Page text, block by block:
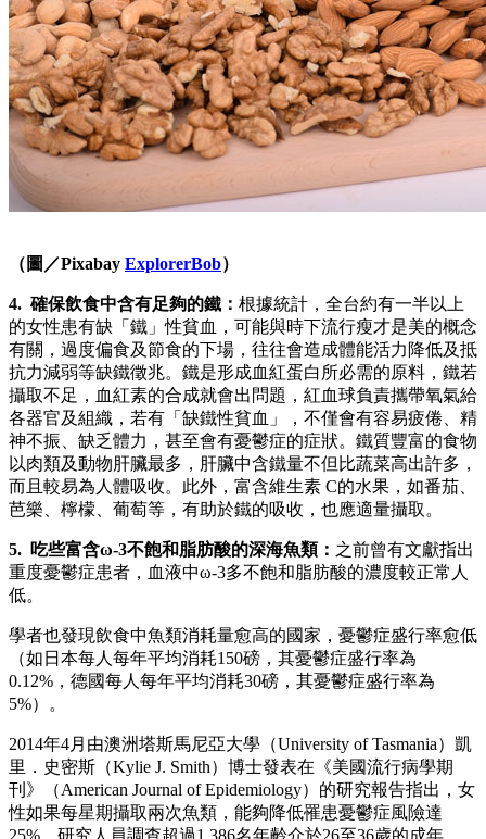
（圖／Pixabay ExplorerBob）
4. 確保飲食中含有足夠的鐵： 根據統計，全台約有一半以上
的女性患有缺「鐵」性貧血，可能與時下流行瘦才是美的概念
有關，過度偏食及節食的下場，往往會造成體能活力降低及抵
抗力減弱等缺鐵徵兆。鐵是形成血紅蛋白所必需的原料，鐵若
攝取不足，血紅素的合成就會出問題，紅血球負責攜帶氧氣給
各器官及組織，若有「缺鐵性貧血」，不僅會有容易疲倦、精
神不振、缺乏體力，甚至會有憂鬱症的症狀。鐵質豐富的食物
以肉類及動物肝臟最多，肝臟中含鐵量不但比蔬菜高出許多，
而且較易為人體吸收。此外，富含維生素 C的水果，如番茄、
芭樂、檸檬、葡萄等，有助於鐵的吸收，也應適量攝取。
5. 吃些富含ω-3不飽和脂肪酸的深海魚類： 之前曾有文獻指出
重度憂鬱症患者，血液中ω-3多不飽和脂肪酸的濃度較正常人
低。
學者也發現飲食中魚類消耗量愈高的國家，憂鬱症盛行率愈低
（如日本每人每年平均消耗150磅，其憂鬱症盛行率為
0.12%，德國每人每年平均消耗30磅，其憂鬱症盛行率為
5%）。
2014年4月由澳洲塔斯馬尼亞大學（University of Tasmania）凱
里．史密斯（Kylie J. Smith）博士發表在《美國流行病學期
刊》（American Journal of Epidemiology）的研究報告指出，女
性如果每星期攝取兩次魚類，能夠降低罹患憂鬱症風險達